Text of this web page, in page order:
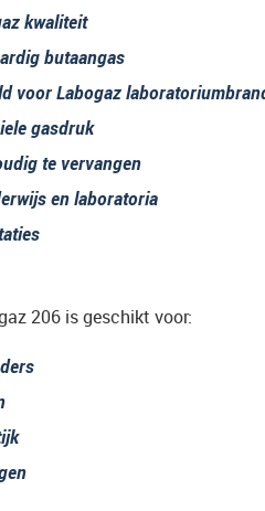
kwaliteit
butaangas
voor Labogaz
gasdruk
te vervangen
en laboratoria
206 is geschikt voor: